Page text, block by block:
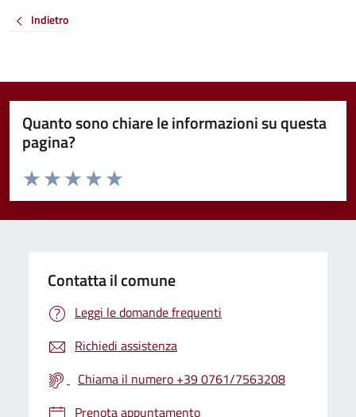
Indietro
Quanto sono chiare le informazioni su questa
pagina?
Valuta da 1 a 5 stelle la pagina
Valuta 5 stelle su 5
Valuta 4 stelle su 5
Valuta 3 stelle su 5
Valuta 2 stelle su 5
Valuta 1 stelle su 5
Contatta il comune
Leggi le domande frequenti
Richiedi assistenza
Chiama il numero +39 0761/7563208
Prenota appuntamento